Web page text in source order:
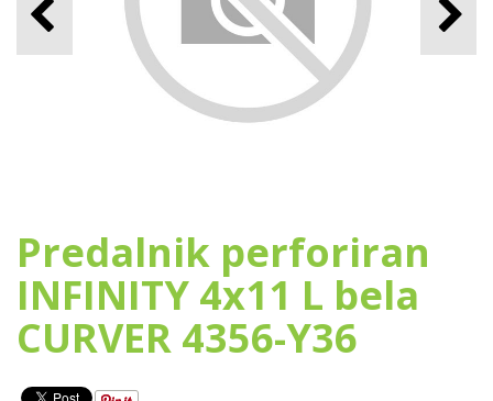
Predalnik perforiran
INFINITY 4x11 L bela
CURVER 4356-Y36